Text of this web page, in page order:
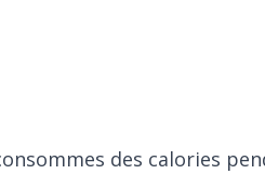
des calories